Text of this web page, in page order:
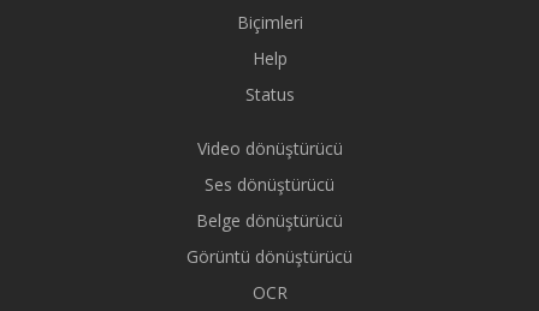
Biçimleri
Help
Status
Video dönüştürücü
Ses dönüştürücü
Belge dönüştürücü
Görüntü dönüştürücü
OCR